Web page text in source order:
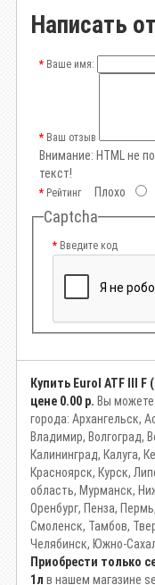
Написать
Ваше имя:
Ваш отзыв
Внимание: HTML не
текст!
РейтингПлохо
Captcha
Введите код
Купить Eurol ATF III
цене 0.00 р. Вы
города: Архангельск,
Владимир, Волгоград,
Калининград, Калуга,
Красноярск, Курск,
область, Мурманск,
Оренбург, Пенза,
Смоленск, Тамбов,
Челябинск, Южно-
Приобрести только
1л в нашем магазине